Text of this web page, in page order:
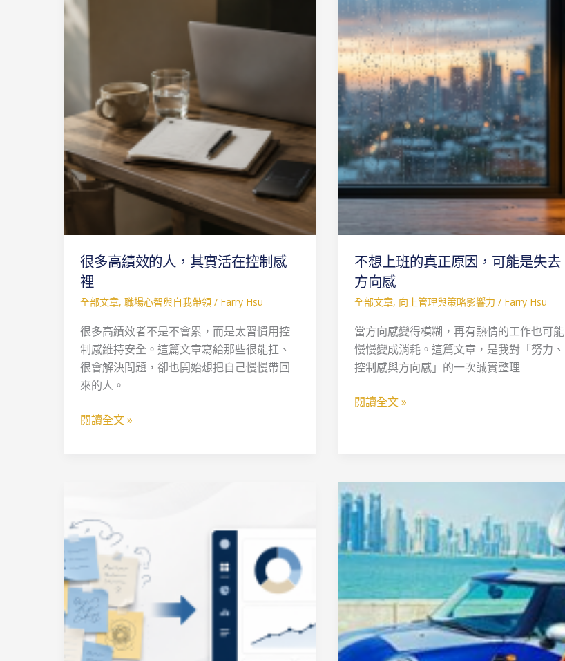
很多高績效的人，其實活在控制感
裡
全部文章, 職場心智與自我帶領 / Farry Hsu
很多高績效者不是不會累，而是太習慣用控
制感維持安全。這篇文章寫給那些很能扛、
很會解決問題，卻也開始想把自己慢慢帶回
來的人。
多
高
人，
其
實
活
在
控
閱讀全文 »
不想上班的真正原因，可能是失去
方向感
全部文章, 向上管理與策略影響力 / Farry Hsu
當方向感變得模糊，再有熱情的工作也可能
慢慢變成消耗。這篇文章，是我對「努力、
控制感與方向感」的一次誠實整理
上
班
的
真
正
原
因，
可
能
是
向
感
閱讀全文 »
隊
我
才
發
現：
你
擊
行
銷
麼
（Guerrilla
Marketing）？
讓